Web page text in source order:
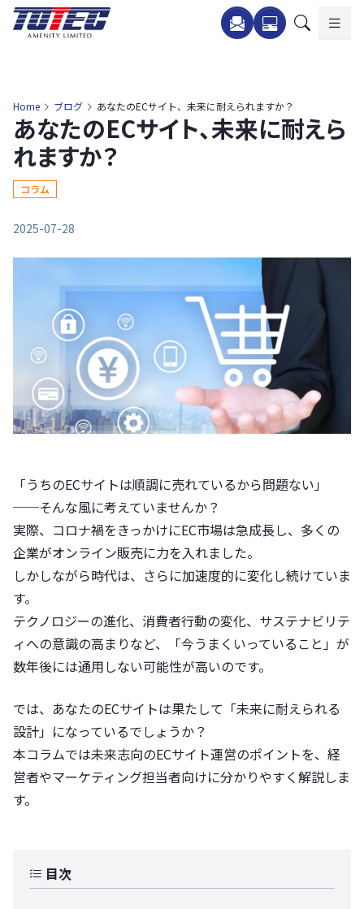
Home ブログ あなたのECサイト、未来に耐えられますか？
あなたのECサイト、未来に耐えら
れますか？
コラム
2025-07-28
「うちのECサイトは順調に売れているから問題ない」
──そんな風に考えていませんか？
実際、コロナ禍をきっかけにEC市場は急成長し、多くの
企業がオンライン販売に力を入れました。
しかしながら時代は、さらに加速度的に変化し続けていま
す。
テクノロジーの進化、消費者行動の変化、サステナビリテ
ィへの意識の高まりなど、「今うまくいっていること」が
数年後には通用しない可能性が高いのです。
では、あなたのECサイトは果たして「未来に耐えられる
設計」になっているでしょうか？
本コラムでは未来志向のECサイト運営のポイントを、経
営者やマーケティング担当者向けに分かりやすく解説しま
す。
目次